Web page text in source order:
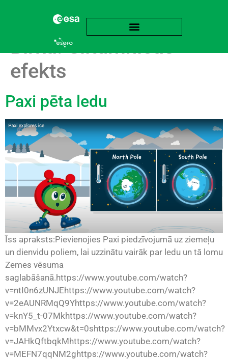
Birka:Siltumnīcas
efekts
Paxi pēta ledu
Īss apraksts:Pievienojies Paxi piedzīvojumā uz ziemeļu
un dienvidu poliem, lai uzzinātu vairāk par ledu un tā lomu
Zemes vēsuma
saglabāšanā.https://www.youtube.com/watch?
v=ntI0n6zUNJEhttps://www.youtube.com/watch?
v=2eAUNRMqQ9Yhttps://www.youtube.com/watch?
v=knY5_t-07Mkhttps://www.youtube.com/watch?
v=bMMvx2Ytxcw&t=0shttps://www.youtube.com/watch?
v=JAHkQftbqkMhttps://www.youtube.com/watch?
v=MEFN7qqNM2ghttps://www.youtube.com/watch?